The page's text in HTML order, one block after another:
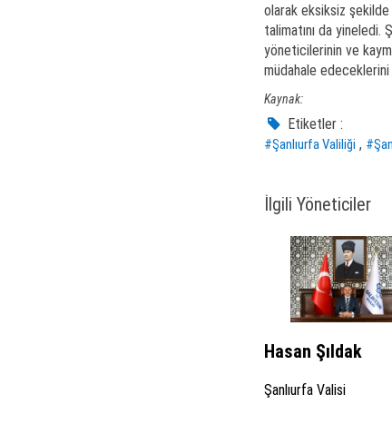
olarak eksiksiz şekilde
talimatını da yineledi.
yöneticilerinin ve
müdahale
Kaynak:
Etiketler :
#Şanlıurfa Valiliği ,
İlgili Yöneticiler
Hasan Şıldak
Şanlıurfa Valisi